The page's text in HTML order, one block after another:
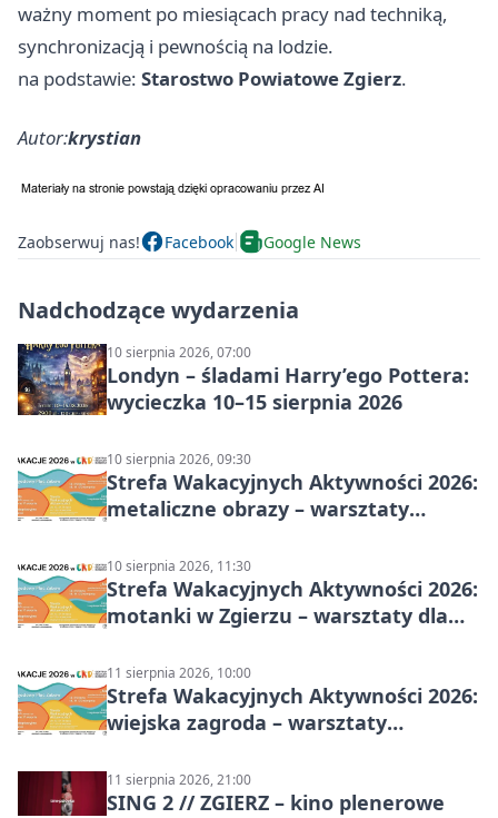
ważny moment po miesiącach pracy nad techniką,
synchronizacją i pewnością na lodzie.
na podstawie: Starostwo Powiatowe Zgierz.
Autor:krystian
Zaobserwuj nas! Facebook Google News
Nadchodzące wydarzenia
10 sierpnia 2026, 07:00
Londyn – śladami Harry’ego Pottera:
wycieczka 10–15 sierpnia 2026
10 sierpnia 2026, 09:30
Strefa Wakacyjnych Aktywności 2026:
metaliczne obrazy – warsztaty
10 sierpnia 2026, 11:30
Strefa Wakacyjnych Aktywności 2026:
motanki w Zgierzu – warsztaty dla
11 sierpnia 2026, 10:00
Strefa Wakacyjnych Aktywności 2026:
wiejska zagroda – warsztaty
11 sierpnia 2026, 21:00
SING 2 // ZGIERZ – kino plenerowe